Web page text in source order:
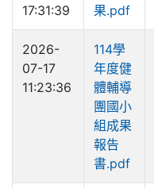
17:31:39
果.pdf
2026-
07-17
11:23:36
114學
年度健
體輔導
團國小
組成果
報告
書.pdf